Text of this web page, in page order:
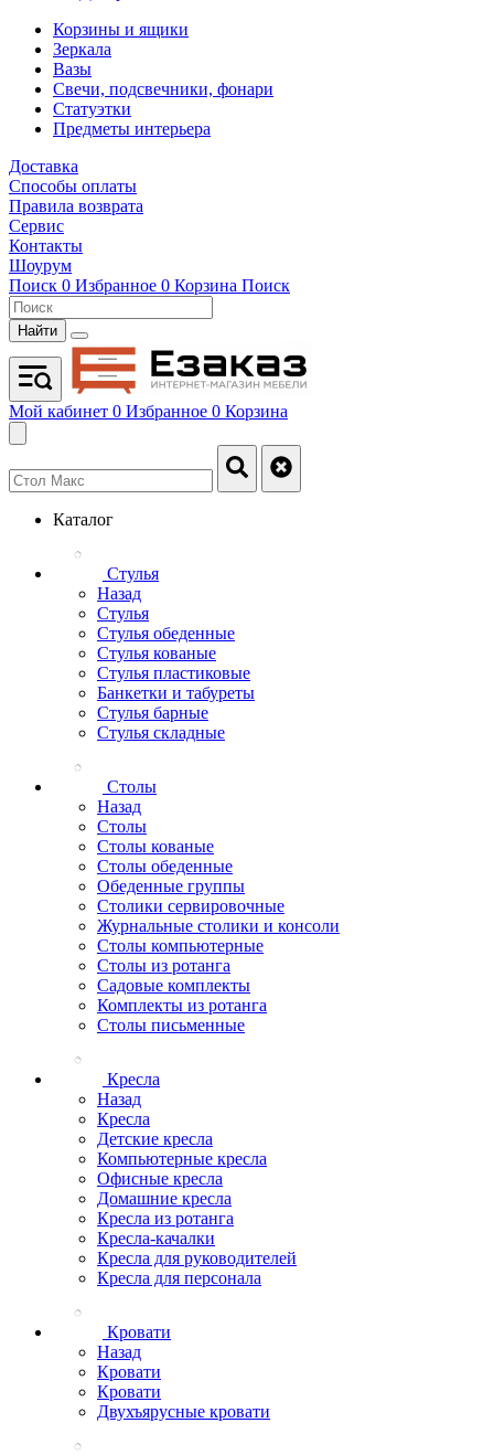
Корзины и ящики
Зеркала
Вазы
Свечи, подсвечники, фонари
Статуэтки
Предметы интерьера
Доставка
Способы оплаты
Правила возврата
Сервис
Контакты
Шоурум
Поиск 0 Избранное 0 Корзина Поиск
Найти
Мой кабинет 0 Избранное 0 Корзина
Каталог
Стулья
Назад
Стулья
Стулья обеденные
Стулья кованые
Стулья пластиковые
Банкетки и табуреты
Стулья барные
Стулья складные
Столы
Назад
Столы
Столы кованые
Столы обеденные
Обеденные группы
Столики сервировочные
Журнальные столики и консоли
Столы компьютерные
Столы из ротанга
Садовые комплекты
Комплекты из ротанга
Столы письменные
Кресла
Назад
Кресла
Детские кресла
Компьютерные кресла
Офисные кресла
Домашние кресла
Кресла из ротанга
Кресла-качалки
Кресла для руководителей
Кресла для персонала
Кровати
Назад
Кровати
Кровати
Двухъярусные кровати